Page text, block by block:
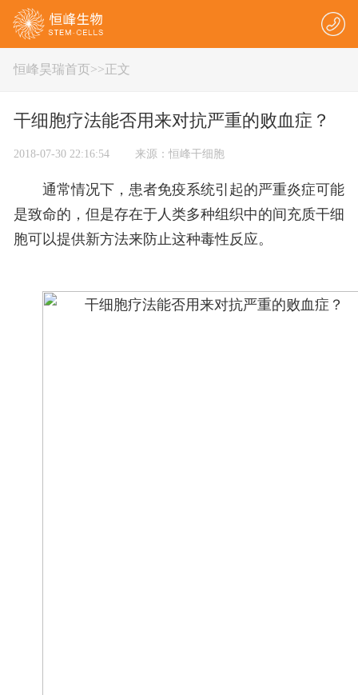
恒峰昊瑞首页>>正文
干细胞疗法能否用来对抗严重的败血症？
2018-07-30 22:16:54 来源：恒峰干细胞
通常情况下，患者免疫系统引起的严重炎症可能
是致命的，但是存在于人类多种组织中的间充质干细
胞可以提供新方法来防止这种毒性反应。